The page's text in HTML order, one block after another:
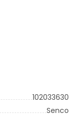
102033630
Senco